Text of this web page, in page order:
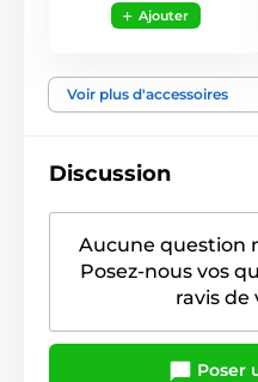
Ajouter
Voir plus d'accessoires
Discussion
Aucune question
Posez-nous vos
ravis de
Poser